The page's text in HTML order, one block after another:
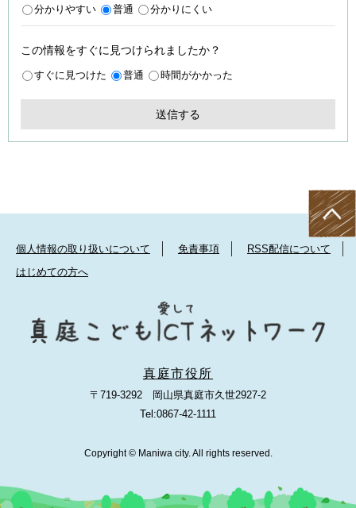
分かりやすい 普通 分かりにくい
この情報をすぐに見つけられましたか？
すぐに見つけた 普通 時間がかかった
個人情報の取り扱いについて 免責事項
RSS配信について
はじめての方へ
真庭市役所
〒719-3292 岡山県真庭市久世2927-2
Tel:0867-42-1111
Copyright © Maniwa city. All rights reserved.